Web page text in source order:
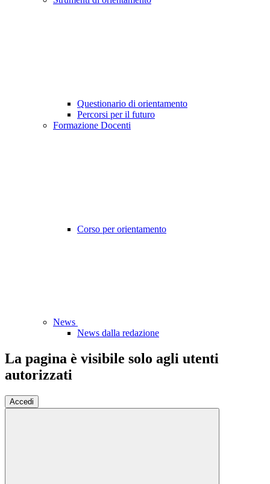
Questionario di orientamento
Percorsi per il futuro
Formazione Docenti
Corso per orientamento
News
News dalla redazione
La pagina è visibile solo agli utenti
autorizzati
Accedi